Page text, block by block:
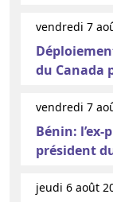
vendredi 7
du Canada
vendredi 7
Bénin:
président
jeudi 6 août